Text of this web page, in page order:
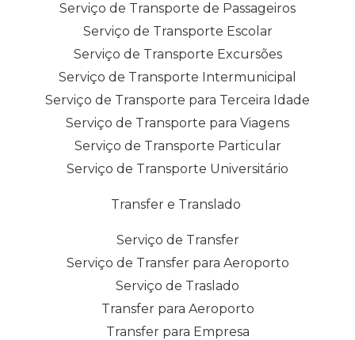
Serviço de Transporte de Passageiros
Serviço de Transporte Escolar
Serviço de Transporte Excursões
Serviço de Transporte Intermunicipal
Serviço de Transporte para Terceira Idade
Serviço de Transporte para Viagens
Serviço de Transporte Particular
Serviço de Transporte Universitário
Transfer e Translado
Serviço de Transfer
Serviço de Transfer para Aeroporto
Serviço de Traslado
Transfer para Aeroporto
Transfer para Empresa